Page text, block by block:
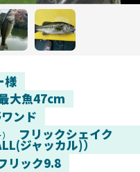
様
大魚47cm
ンド
フリックシェイク
ジャッカル)）
リック9.8